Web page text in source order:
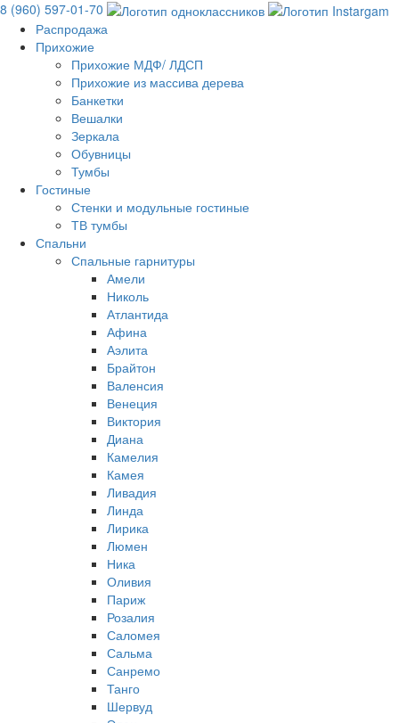
8 (960) 597-01-70
Распродажа
Прихожие
Прихожие МДФ/ ЛДСП
Прихожие из массива дерева
Банкетки
Вешалки
Зеркала
Обувницы
Тумбы
Гостиные
Стенки и модульные гостиные
ТВ тумбы
Спальни
Спальные гарнитуры
Амели
Николь
Атлантида
Афина
Аэлита
Брайтон
Валенсия
Венеция
Виктория
Диана
Камелия
Камея
Ливадия
Линда
Лирика
Люмен
Ника
Оливия
Париж
Розалия
Саломея
Сальма
Санремо
Танго
Шервуд